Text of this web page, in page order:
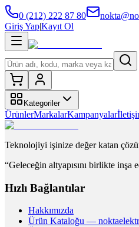
0 (212) 222 87 80
Giriş Yap|Kayıt Ol
Kategoriler
ÜrünlerMarkalarKampanyalar
Teknolojiyi işinize değer katan
“Geleceğin altyapısını birlikte inşa
Hızlı Bağlantılar
Hakkımızda
Ürün Kataloğu —